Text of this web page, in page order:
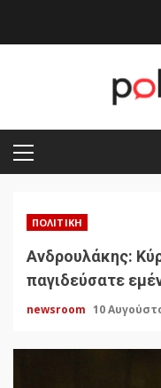
PRIMARY
MENU
ΠΟΛΙΤΙΚΉ
Ανδρουλάκης:
παγιδεύσατε
newsroom 10